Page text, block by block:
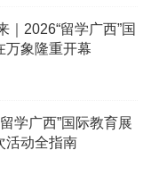
｜2026“留学广西”国
万象隆重开幕
学广西”国际教育展
活动全指南